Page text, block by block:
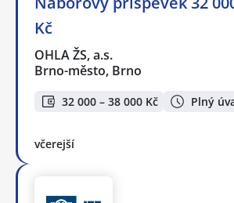
Kč
OHLA ŽS, a.s.
Brno-město, Brno
32 000 – 38 000 Kč Plný
včerejší